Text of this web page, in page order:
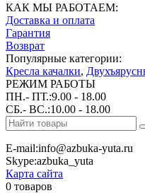
КАК МЫ РАБОТАЕМ:
Доставка и оплата
Гарантия
Возврат
Популярные категории:
Кресла качалки,
РЕЖИМ РАБОТЫ
ПН.- ПТ.:9.00 - 18.00
СБ.- ВС.:10.00 - 18.00
E-mail:info@azbuka-yuta.ru
Skype:azbuka_yuta
Карта сайта
0 товаров